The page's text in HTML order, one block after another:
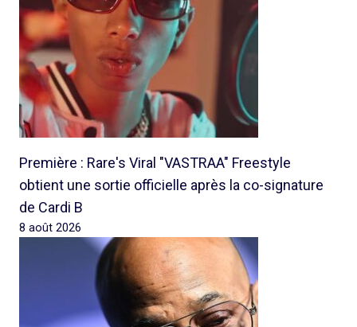
Première : Rare's Viral "VASTRAA" Freestyle
obtient une sortie officielle après la co-signature
de Cardi B
8 août 2026